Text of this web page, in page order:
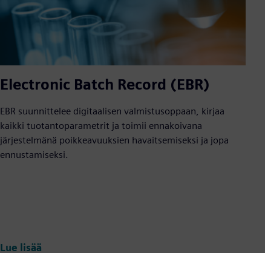
Electronic Batch Record (EBR)
EBR suunnittelee digitaalisen valmistusoppaan, kirjaa
kaikki tuotantoparametrit ja toimii ennakoivana
järjestelmänä poikkeavuuksien havaitsemiseksi ja jopa
ennustamiseksi.
Lue lisää